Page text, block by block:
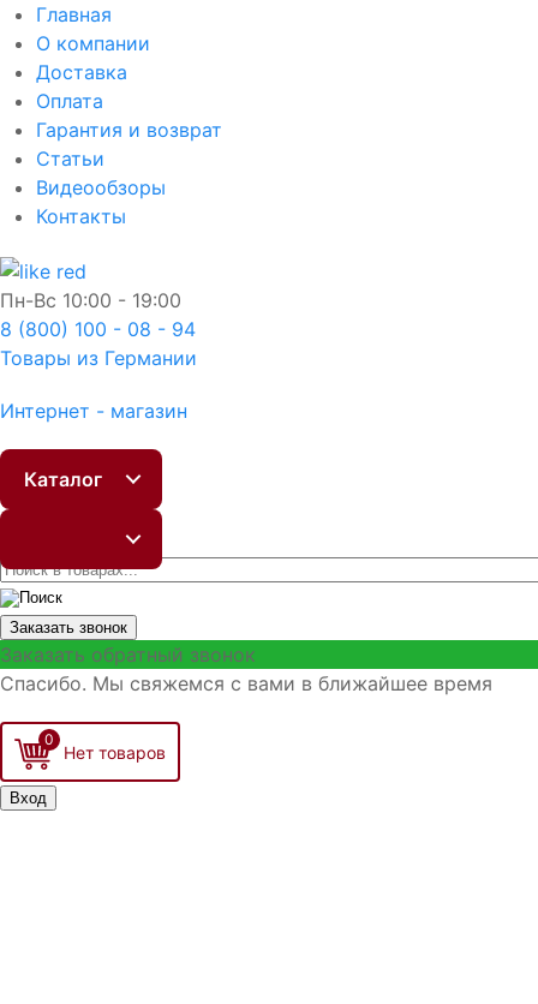
Главная
О компании
Доставка
Оплата
Гарантия и возврат
Статьи
Видеообзоры
Контакты
Пн-Вс 10:00 - 19:00
8 (800) 100 - 08 - 94
Товары из Германии
Интернет - магазин
Каталог
Заказать звонок
Заказать обратный звонок
Спасибо. Мы свяжемся с вами в ближайшее время
0
Вход